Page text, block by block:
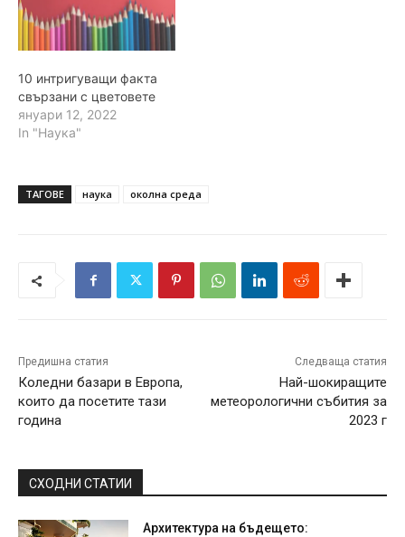
10 интригуващи факта
свързани с цветовете
януари 12, 2022
In "Наука"
ТАГОВЕ наука околна среда
Предишна статия
Коледни базари в Европа,
които да посетите тази
година
Следваща статия
Най-шокиращите
метеорологични събития за
2023 г
СХОДНИ СТАТИИ
Архитектура на бъдещето: